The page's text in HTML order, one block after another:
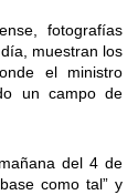
fotografías
muestran los
el ministro
un campo de
del 4 de
como tal” y